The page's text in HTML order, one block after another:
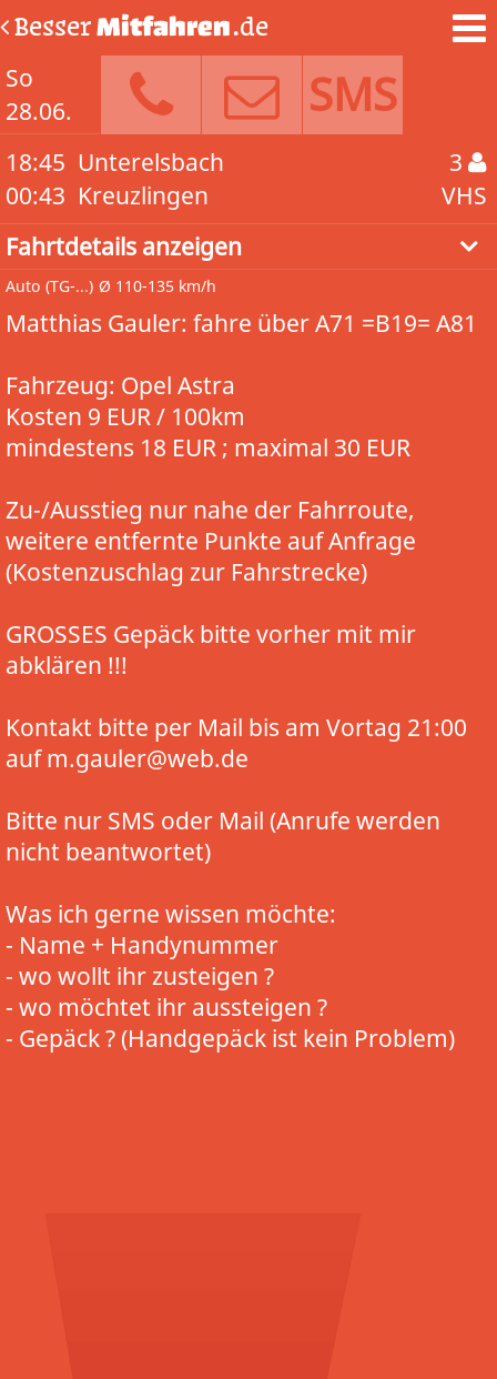
BesserMitfahren.de
So
28.06.
SMS
18:45
00:43
Unterelsbach
Kreuzlingen
3
VHS
Fahrtdetails anzeigen
Auto (TG-...) Ø 110-135 km/h
Matthias Gauler: fahre über A71 =B19= A81
Fahrzeug: Opel Astra
Kosten 9 EUR / 100km
mindestens 18 EUR ; maximal 30 EUR
Zu-/Ausstieg nur nahe der Fahrroute,
weitere entfernte Punkte auf Anfrage
(Kostenzuschlag zur Fahrstrecke)
GROSSES Gepäck bitte vorher mit mir
abklären !!!
Kontakt bitte per Mail bis am Vortag 21:00
auf m.gauler@web.de
Bitte nur SMS oder Mail (Anrufe werden
nicht beantwortet)
Was ich gerne wissen möchte:
- Name + Handynummer
- wo wollt ihr zusteigen ?
- wo möchtet ihr aussteigen ?
- Gepäck ? (Handgepäck ist kein Problem)